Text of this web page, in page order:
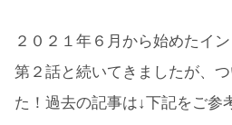
２０２１年６月から始めたイ
第２話と続いてきましたが、
た！過去の記事は↓下記をご参